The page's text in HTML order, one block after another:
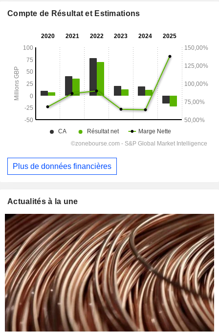
Compte de Résultat et Estimations
Plus de données financières
Actualités à la une